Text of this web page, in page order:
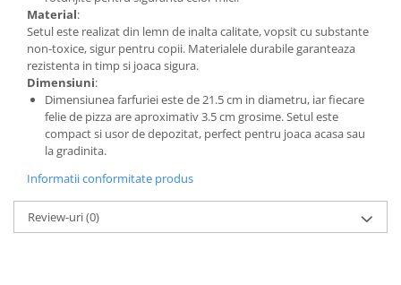
Material:
Setul este realizat din lemn de inalta calitate, vopsit cu substante
non-toxice, sigur pentru copii. Materialele durabile garanteaza
rezistenta in timp si joaca sigura.
Dimensiuni:
Dimensiunea farfuriei este de 21.5 cm in diametru, iar fiecare
felie de pizza are aproximativ 3.5 cm grosime. Setul este
compact si usor de depozitat, perfect pentru joaca acasa sau
la gradinita.
Informatii conformitate produs
Review-uri(0)